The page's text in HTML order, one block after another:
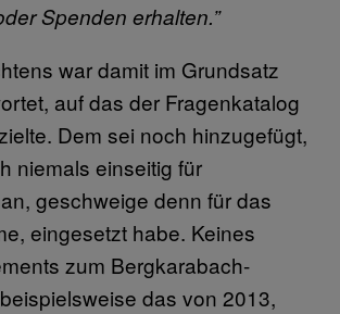
Spenden erhalten.”
war damit im Grundsatz
auf das der Fragenkatalog
Dem sei noch hinzugefügt,
niemals einseitig für
geschweige denn für das
eingesetzt habe. Keines
zum Bergkarabach-
das von 2013,